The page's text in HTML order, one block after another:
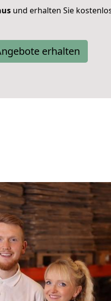
und erhalten Sie
erhalten